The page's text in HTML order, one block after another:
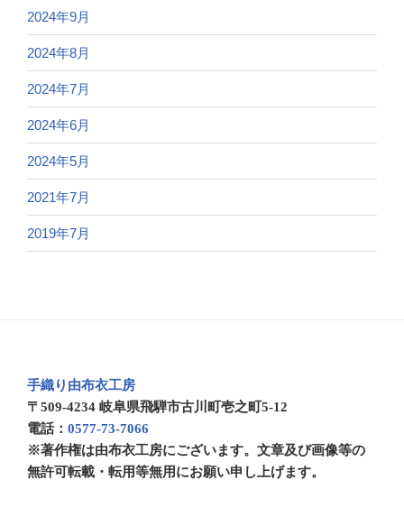
2024年9月
2024年8月
2024年7月
2024年6月
2024年5月
2021年7月
2019年7月
手織り由布衣工房
〒509-4234 岐阜県飛騨市古川町壱之町5-12
電話： 0577-73-7066
※著作権は由布衣工房にございます。文章及び画像等の
無許可転載・転用等無用にお願い申し上げます。